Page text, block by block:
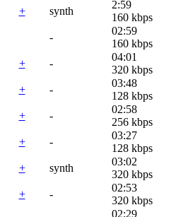
+ synth
2:59
160 kbps
-
02:59
160 kbps
+ -
04:01
320 kbps
+ -
03:48
128 kbps
+ -
02:58
256 kbps
+ -
03:27
128 kbps
+ synth
03:02
320 kbps
+ -
02:53
320 kbps
02:29